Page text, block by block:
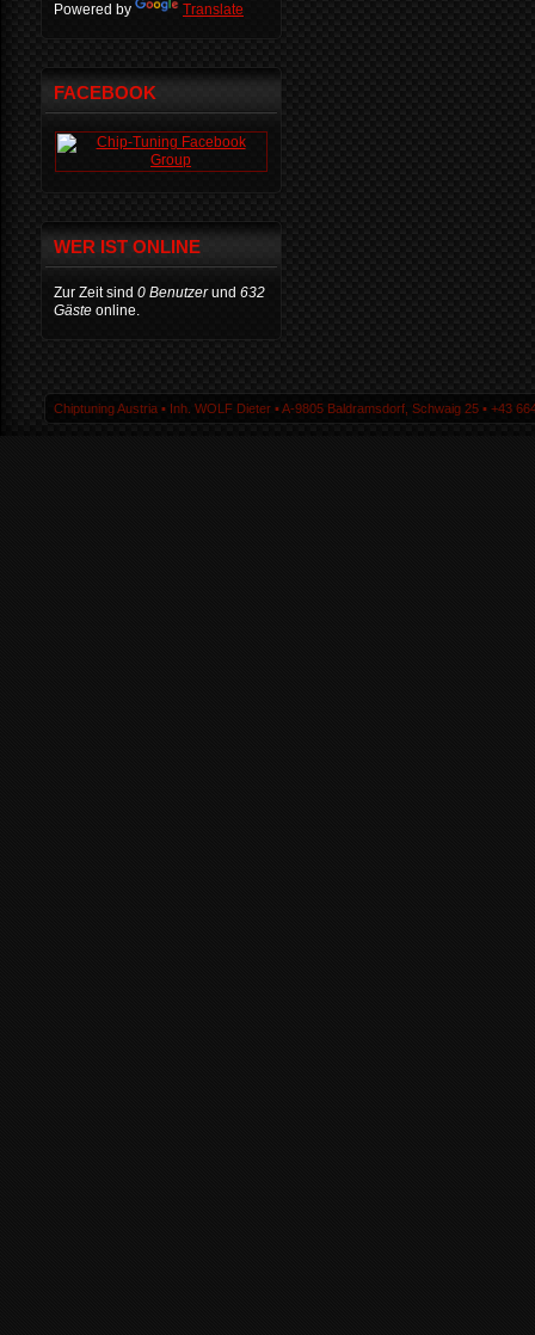
Powered by Translate
FACEBOOK
WER IST ONLINE
Zur Zeit sind 0 Benutzerund 632
Gäste online.
Chiptuning Austria ▪ Inh. WOLF Dieter ▪ A-9805 Baldramsdorf, Schwaig 25 ▪ +43